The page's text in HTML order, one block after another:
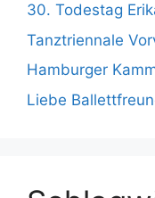
30. Todestag
Tanztriennale
Hamburger
Liebe